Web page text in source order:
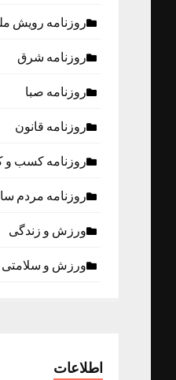
روزنامه رویش
روزنامه شرق
روزنامه صبا
روزنامه قانون
روزنامه كسب و
روزنامه مردم
ورزش و زندگی
ورزش و سلامتی
اطلاعات